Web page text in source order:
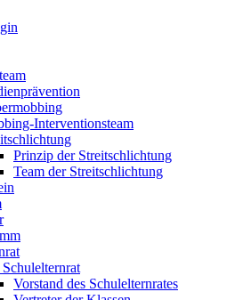
Interventionsteam
Prinzip der Streitschlichtung
Team der Streitschlichtung
Vorstand des Schulelternrates